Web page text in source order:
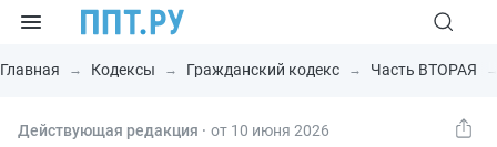
Главная Кодексы Гражданский кодекс Часть ВТОРАЯ
Действующая редакция ⸱ от 10 июня 2026